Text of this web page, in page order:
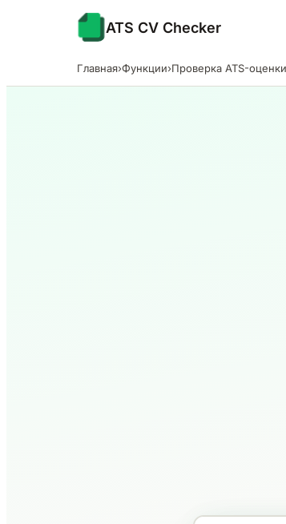
ATS CV Checker
Главная›Функции›Проверка ATS-оценки